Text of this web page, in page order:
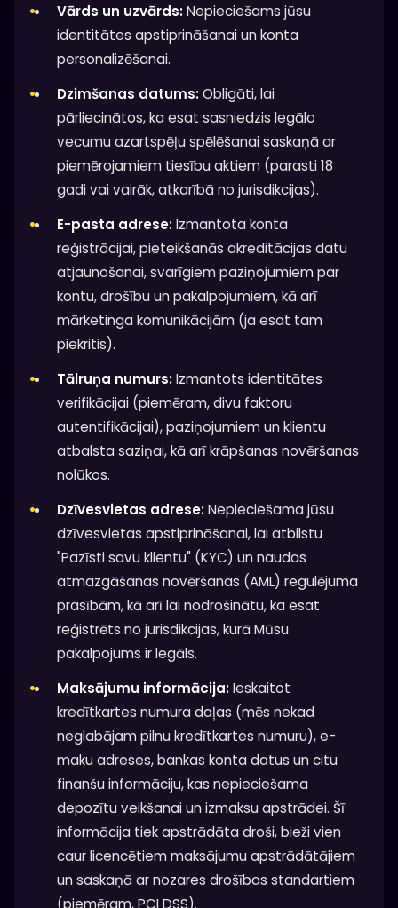
Vārds un uzvārds:Nepieciešams jūsu
identitātes apstiprināšanai un konta
personalizēšanai.
Dzimšanas datums:Obligāti, lai
pārliecinātos, ka esat sasniedzis legālo
vecumu azartspēļu spēlēšanai saskaņā ar
piemērojamiem tiesību aktiem (parasti 18
gadi vai vairāk, atkarībā no jurisdikcijas).
E-pasta adrese:Izmantota konta
reģistrācijai, pieteikšanās akreditācijas datu
atjaunošanai, svarīgiem paziņojumiem par
kontu, drošību un pakalpojumiem, kā arī
mārketinga komunikācijām (ja esat tam
piekritis).
Tālruņa numurs:Izmantots identitātes
verifikācijai (piemēram, divu faktoru
autentifikācijai), paziņojumiem un klientu
atbalsta saziņai, kā arī krāpšanas novēršanas
nolūkos.
Dzīvesvietas adrese:Nepieciešama jūsu
dzīvesvietas apstiprināšanai, lai atbilstu
"Pazīsti savu klientu" (KYC) un naudas
atmazgāšanas novēršanas (AML) regulējuma
prasībām, kā arī lai nodrošinātu, ka esat
reģistrēts no jurisdikcijas, kurā Mūsu
pakalpojums ir legāls.
Maksājumu informācija:Ieskaitot
kredītkartes numura daļas (mēs nekad
neglabājam pilnu kredītkartes numuru), e-
maku adreses, bankas konta datus un citu
finanšu informāciju, kas nepieciešama
depozītu veikšanai un izmaksu apstrādei. Šī
informācija tiek apstrādāta droši, bieži vien
caur licencētiem maksājumu apstrādātājiem
un saskaņā ar nozares drošības standartiem
(piemēram, PCI DSS).